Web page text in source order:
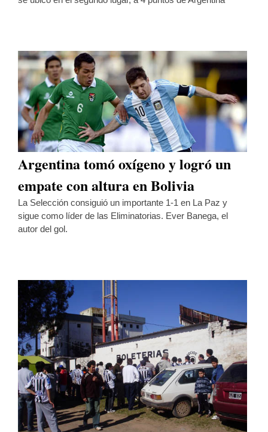
Argentina tomó oxígeno y logró un
empate con altura en Bolivia
La Selección consiguió un importante 1-1 en La Paz y
sigue como líder de las Eliminatorias. Ever Banega, el
autor del gol.